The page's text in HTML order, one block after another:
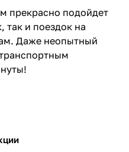
прекрасно подойдет
так и поездок на
Даже неопытный